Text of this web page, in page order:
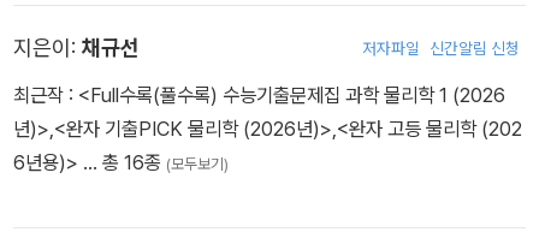
지은이: 채규선 저자파일 신간알림 신청
최근작 : <Full수록(풀수록) 수능기출문제집 과학 물리학 1 (2026
년)>,<완자 기출PICK 물리학 (2026년)>,<완자 고등 물리학 (202
6년용)> … 총 16종 (모두보기)